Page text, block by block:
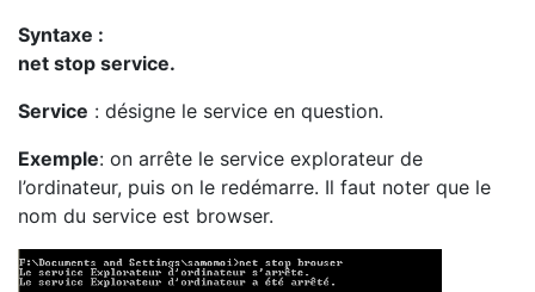
Syntaxe :
net stop service.
Service : désigne le service en question.
Exemple: on arrête le service explorateur de
l’ordinateur, puis on le redémarre. Il faut noter que le
nom du service est browser.